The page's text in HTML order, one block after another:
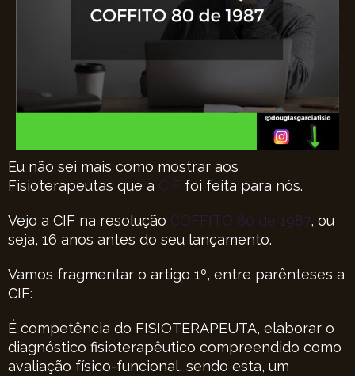
Eu não sei mais como mostrar aos
Fisioterapeutas que a CIF foi feita para nós.
Vejo a CIF na resolução COFFITO 80 de 1987, ou
seja, 16 anos antes do seu lançamento.
Vamos fragmentar o artigo 1º, entre parênteses a
CIF:
É competência do FISIOTERAPEUTA, elaborar o
diagnóstico fisioterapêutico compreendido como
avaliação físico-funcional, sendo esta, um